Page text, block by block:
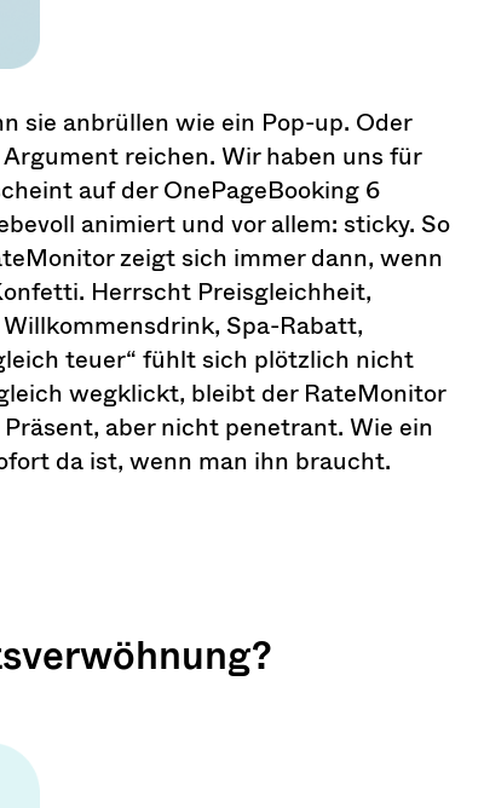
sie anbrüllen wie ein Pop-up. Oder
reichen. Wir haben uns für
auf der OnePageBooking 6
animiert und vor allem: sticky. So
zeigt sich immer dann, wenn
Herrscht Preisgleichheit,
Spa-Rabatt,
teuer“ fühlt sich plötzlich nicht
wegklickt, bleibt der RateMonitor
aber nicht penetrant. Wie ein
da ist, wenn man ihn braucht.